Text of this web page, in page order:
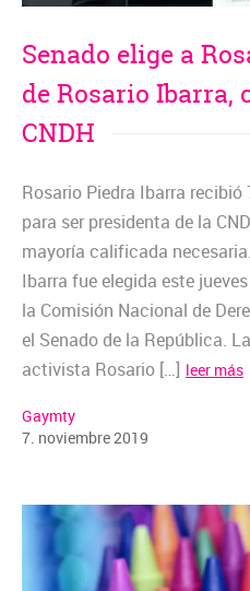
Senado elige a
de Rosario Ibarra,
CNDH
Rosario Piedra Ibarra
para ser presidenta de la
mayoría calificada
Ibarra fue elegida este
la Comisión Nacional de
el Senado de la República.
activista Rosario […] leer más
Gaymty
7. noviembre2019